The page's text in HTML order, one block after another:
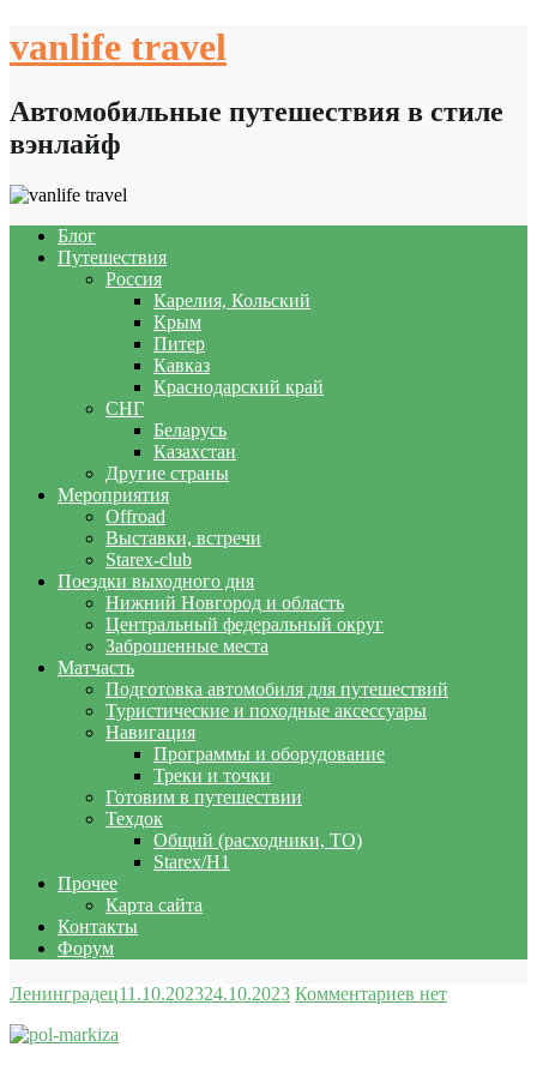
to
vanlife travel
Автомобильные путешествия в стиле
вэнлайф
Блог
Путешествия
Россия
Карелия, Кольский
Крым
Питер
Кавказ
Краснодарский край
СНГ
Беларусь
Казахстан
Другие страны
Мероприятия
Offroad
Выставки, встречи
Starex-club
Поездки выходного дня
Нижний Новгород и область
Центральный федеральный округ
Заброшенные места
Матчасть
Подготовка автомобиля для путешествий
Туристические и походные аксессуары
Навигация
Программы и оборудование
Треки и точки
Готовим в путешествии
Техдок
Общий (расходники, ТО)
Starex/H1
Прочее
Карта сайта
Контакты
Форум
Ленинградец11.10.202324.10.2023 Комментариев нет